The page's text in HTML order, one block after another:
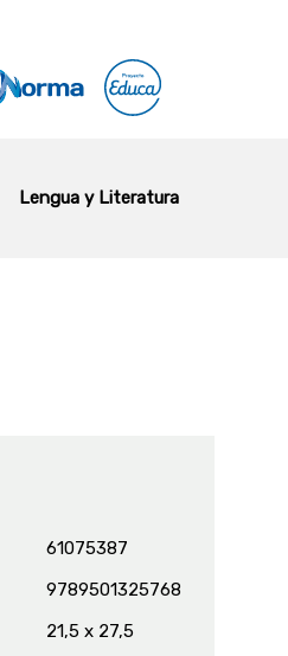
Lengua y Literatura
61075387
9789501325768
21,5 x 27,5